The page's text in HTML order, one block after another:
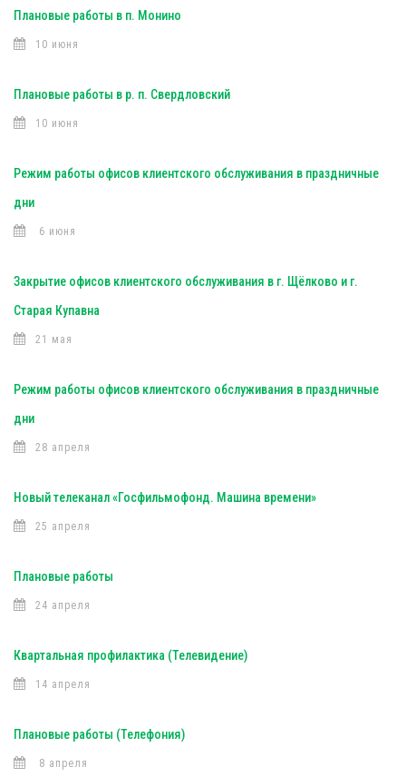
Плановые работы в п. Монино
10 июня
Плановые работы в р. п. Свердловский
10 июня
Режим работы офисов клиентского обслуживания в праздничные
дни
6 июня
Закрытие офисов клиентского обслуживания в г. Щёлково и г.
Старая Купавна
21 мая
Режим работы офисов клиентского обслуживания в праздничные
дни
28 апреля
Новый телеканал «Госфильмофонд. Машина времени»
25 апреля
Плановые работы
24 апреля
Квартальная профилактика (Телевидение)
14 апреля
Плановые работы (Телефония)
8 апреля